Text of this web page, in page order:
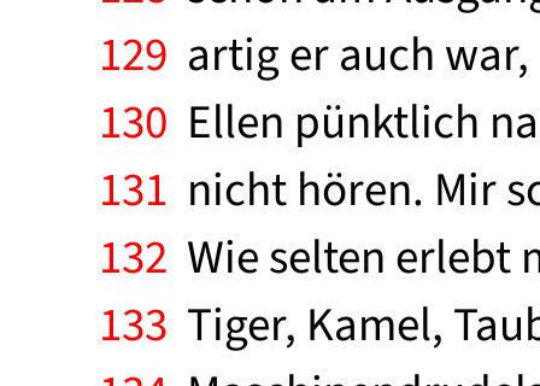
129 artig er auch
130 Ellen pünktlich
131 nicht hören. Mir
132 Wie selten erlebt
133 Tiger, Kamel,